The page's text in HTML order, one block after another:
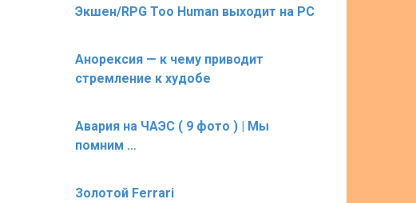
Экшен/RPG Too Human выходит на PC
Анорексия — к чему приводит
стремление к худобе
Авария на ЧАЭС ( 9 фото ) | Мы
помним …
Золотой Ferrari